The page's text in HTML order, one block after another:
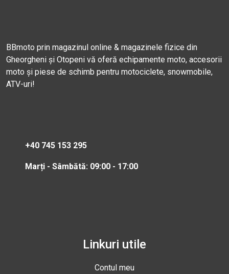
BBmoto prin magazinul online & magazinele fizice din
Gheorgheni și Otopeni vă oferă echipamente moto, accesorii
moto și piese de schimb pentru motociclete, snowmobile,
ATV-uri!
+40 745 153 295
Marți - Sâmbătă: 09:00 - 17:00
Linkuri utile
Contul meu